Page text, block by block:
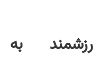
به